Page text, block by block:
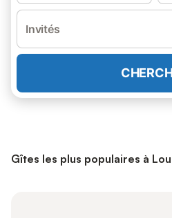
Invités
Gîtes les plus populaires à